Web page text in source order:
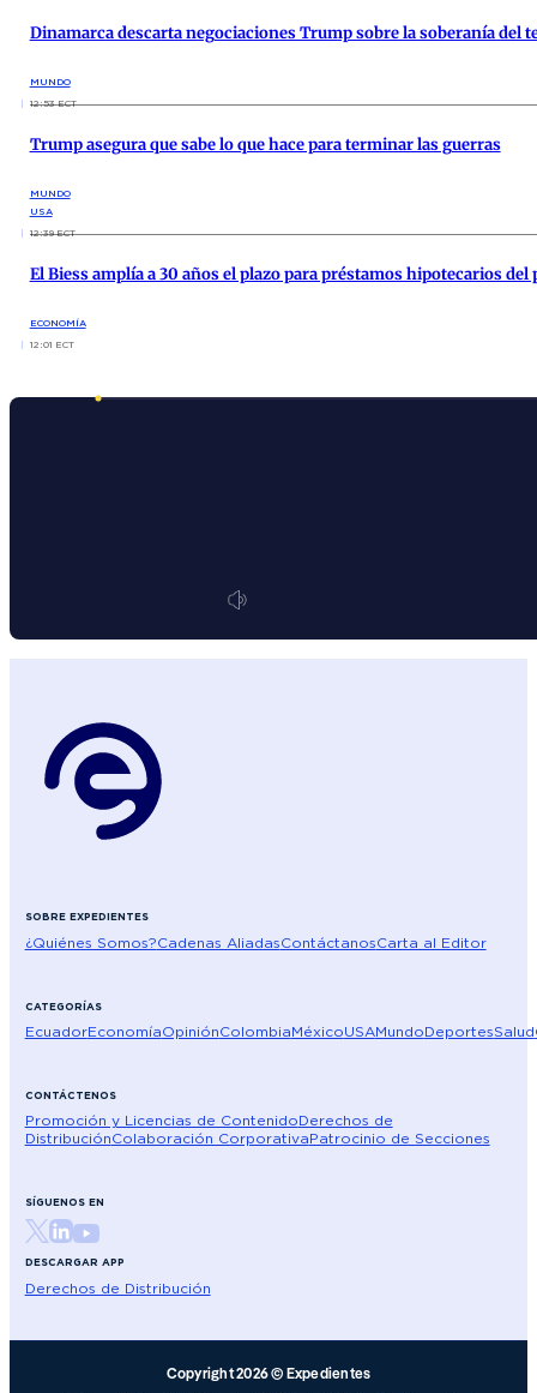
Dinamarca descarta negociaciones Trump sobre la soberanía del
MUNDO
12:53 ECT
Trump asegura que sabe lo que hace para terminar las guerras
MUNDO
USA
12:39 ECT
El Biess amplía a 30 años el plazo para préstamos hipotecarios del
ECONOMÍA
12:01 ECT
SOBRE EXPEDIENTES
¿Quiénes Somos?Cadenas AliadasContáctanosCarta al Editor
CATEGORÍAS
EcuadorEconomíaOpiniónColombiaMéxicoUSAMundoDeportesSalud
CONTÁCTENOS
Promoción y Licencias de ContenidoDerechos de
DistribuciónColaboración CorporativaPatrocinio de Secciones
SÍGUENOS EN
DESCARGAR APP
Derechos de Distribución
Copyright 2026 © Expedientes